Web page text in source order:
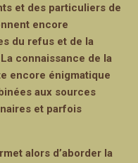
et des particuliers de
encore
du refus et de la
connaissance de la
encore énigmatique
aux sources
et parfois
alors d’aborder la